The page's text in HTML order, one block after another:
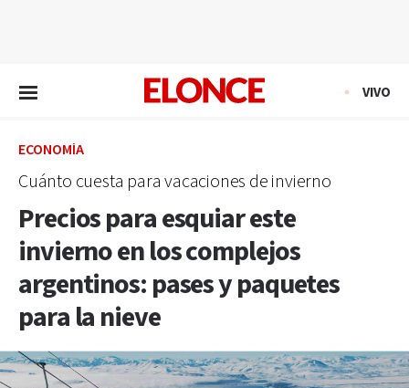
VIVO
ECONOMÍA
Cuánto cuesta para vacaciones de invierno
Precios para esquiar este
invierno en los complejos
argentinos: pases y paquetes
para la nieve